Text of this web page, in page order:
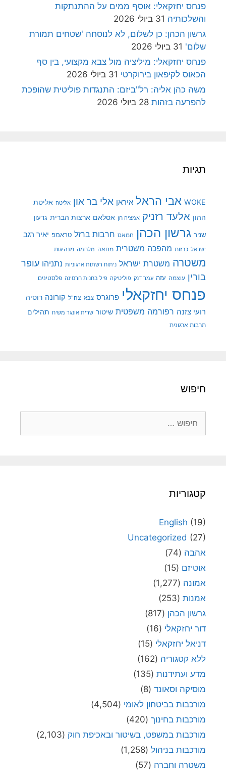
פנחס יחזקאלי: אוסף ממים על ההתנתקות
והשלכותיה 31 ביולי 2026
גרשון הכהן: כן לשלום, לא לנוסחה 'שטחים תמורת
שלום' 31 ביולי 2026
פנחס יחזקאלי: מיליציה מול צבא מקצועי, בין סף
הכאוס לקיפאון בירוקרטי 31 ביולי 2026
משה כהן אליה: רל"ביזם: התנגדות פוליטית שהופכת
להפרעה בזהות 28 ביולי 2026
תגיות
WOKE אבי הראל איראן אלי בר און אליטה אליטת
ההון אלעד רזניק אמציה חן אסלאם ארצות הברית גדעון
שניר גרשון הכהן חמאס חרבות ברזל טראמפ יאיר רגב
ישראל כרזות מהפכה משטרית מחאה מלחמה מנהיגות
משטרה משטרת ישראל ניתוח רשתות ארגוניות נתניהו עופר
בורין עוצמה עזה עמר דנק פוליטיקה פיל בחנות חרסינה פלסטינים
פנחס יחזקאלי פרוגרס צבא צה"ל קורונה רוסיה
רועי צזנה רפורמה משפטית שיטור שרית אונגר משיח תהילים
תרבות ארגונית
חיפוש
קטגוריות
English (19)
Uncategorized (27)
אהבה (74)
אוטיזם (15)
אמונה (1,277)
אמנות (253)
גרשון הכהן (817)
דור יחזקאלי (16)
דניאל יחזקאלי (15)
ללא קטגוריה (162)
מדע ועתידנות (135)
מוסיקה וסאונד (8)
מורכבות בביטחון לאומי (4,504)
מורכבות בחינוך (420)
מורכבות במשפט, בשיטור ובאכיפת חוק (2,103)
מורכבות בניהול (1,258)
משטרה וחברה (57)